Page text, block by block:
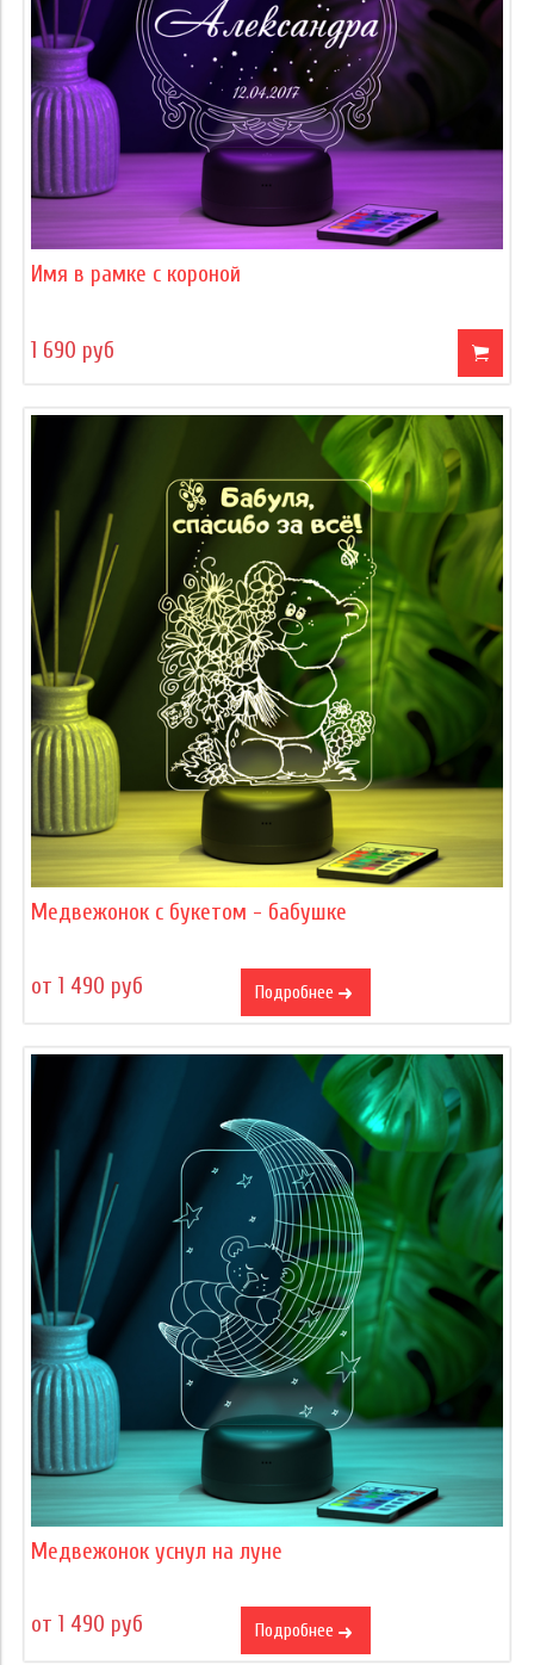
Имя в рамке с короной
1 690 руб
Медвежонок с букетом - бабушке
от 1 490 руб Подробнее
Медвежонок уснул на луне
от 1 490 руб Подробнее